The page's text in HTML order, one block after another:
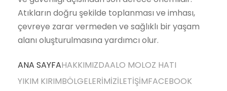
Atıkların doğru şekilde toplanması ve imhası,
çevreye zarar vermeden ve sağlıklı bir yaşam
alanı oluşturulmasına yardımcı olur.
ANA SAYFAHAKKIMIZDAALO MOLOZ HATI
YIKIM KIRIMBÖLGELERİMİZİLETİŞİMFACEBOOK